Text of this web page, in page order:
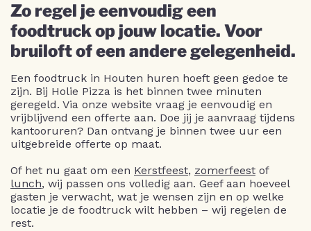
Zo regel je eenvoudig een
foodtruck op jouw locatie. Voor
bruiloft of een andere gelegenheid.
Een foodtruck in Houten huren hoeft geen gedoe te
zijn. Bij Holie Pizza is het binnen twee minuten
geregeld. Via onze website vraag je eenvoudig en
vrijblijvend een offerte aan. Doe jij je aanvraag tijdens
kantooruren? Dan ontvang je binnen twee uur een
uitgebreide offerte op maat.
Of het nu gaat om een Kerstfeest, zomerfeest of
lunch, wij passen ons volledig aan. Geef aan hoeveel
gasten je verwacht, wat je wensen zijn en op welke
locatie je de foodtruck wilt hebben – wij regelen de
rest.